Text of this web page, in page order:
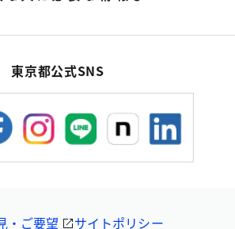
東京都公式SNS
・ご要望
サイトポリシー